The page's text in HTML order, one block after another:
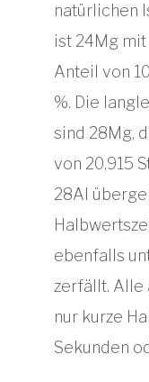
natürlichen
ist 24Mg
Anteil von
%. Die
sind 28Mg,
von 20,915
28Al
ebenfalls
zerfällt. Alle
nur kurze
Sekunden